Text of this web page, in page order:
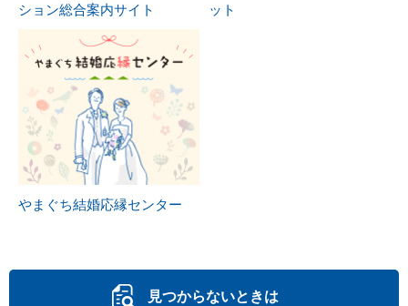
ション総合案内サイト
ット
やまぐち結婚応縁センター
見つからないときは